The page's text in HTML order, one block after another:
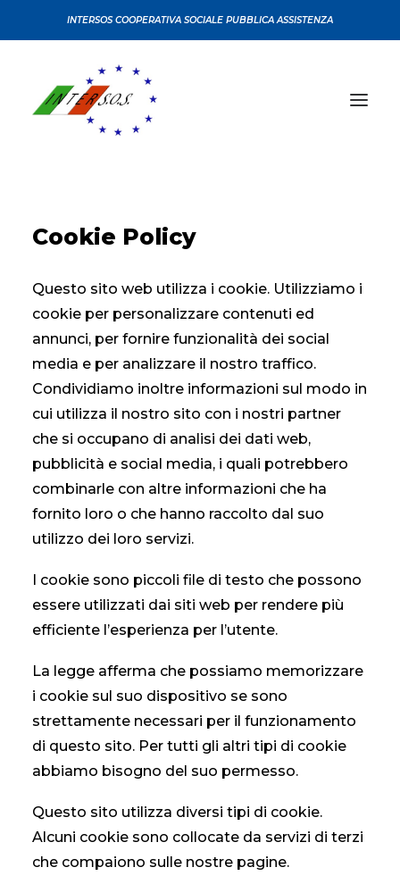
INTERSOS COOPERATIVA SOCIALE PUBBLICA ASSISTENZA
CONVENZIONI
SERVIZI
SEDI
NEWS
Cookie Policy
Questo sito web utilizza i cookie. Utilizziamo i
cookie per personalizzare contenuti ed
annunci, per fornire funzionalità dei social
media e per analizzare il nostro traffico.
Condividiamo inoltre informazioni sul modo in
cui utilizza il nostro sito con i nostri partner
che si occupano di analisi dei dati web,
pubblicità e social media, i quali potrebbero
combinarle con altre informazioni che ha
fornito loro o che hanno raccolto dal suo
utilizzo dei loro servizi.
I cookie sono piccoli file di testo che possono
essere utilizzati dai siti web per rendere più
efficiente l’esperienza per l’utente.
La legge afferma che possiamo memorizzare
i cookie sul suo dispositivo se sono
strettamente necessari per il funzionamento
di questo sito. Per tutti gli altri tipi di cookie
abbiamo bisogno del suo permesso.
Questo sito utilizza diversi tipi di cookie.
Alcuni cookie sono collocate da servizi di terzi
che compaiono sulle nostre pagine.